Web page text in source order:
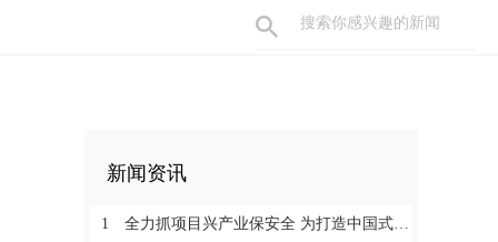
新闻资讯
1 全力抓项目兴产业保安全 为打造中国式现代化县域示范作出更大贡献